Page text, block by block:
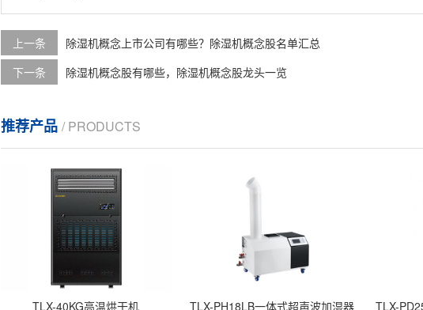
上一条 除湿机概念上市公司有哪些？除湿机概念股名单汇总
下一条
除湿机概念股有哪些，除湿机概念股龙头一览
推荐产品 / PRODUCTS
TLX-40KG高温烘干机 TLX-PH18LB一体式超声波加湿器 TLX-